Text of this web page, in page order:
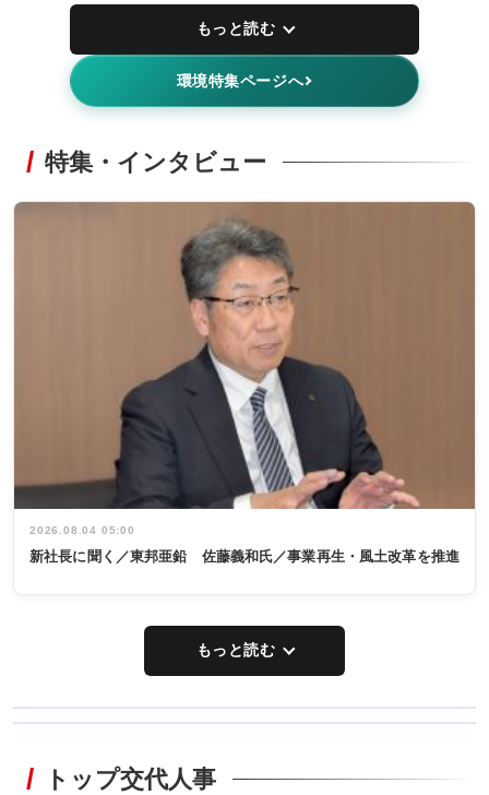
もっと読む
環境特集ページへ
特集・インタビュー
2026.08.04 05:00
新社長に聞く／東邦亜鉛 佐藤義和氏／事業再生・風土改革を推進
もっと読む
非鉄業界で
タックトレー
トップ交代人事